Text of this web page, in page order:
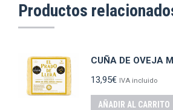
Productos
CUÑA DE OVEJA
13,95€ IVA incluido
AÑADIR AL CARRITO